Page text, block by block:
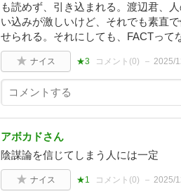
も読めず、引き込まれる。渡辺君、
い込みが激しいけど、それでも素直
せられる。それにしても、FACTって
ナイス ★3 コメント(0) 2025/
アボカドさん
陰謀論を信じてしまう人には一定
ナイス ★1 コメント(0) 2025/